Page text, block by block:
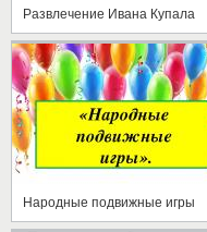
Развлечение Ивана Купала
Народные подвижные игры